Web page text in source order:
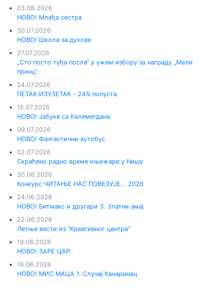
03.08.2026
НОВО! Млађа сестра
30.07.2026
НОВО! Школа за духове
27.07.2026
„Сто посто туђа посла“ у ужем избору за награду „Мали
принц“
24.07.2026
ПЕТАК ИЗУЗЕТАК - 24% попуста
15.07.2026
НОВО! Јабуке са Калемегдана
09.07.2026
НОВО! Фантастични аутобус
02.07.2026
Скраћено радно време књижаре у Нишу
30.06.2026
Конкурс ЧИТАЊЕ НАС ПОВЕЗУЈЕ… 2026
24.06.2026
НОВО! Битмакс и другари 3. Златни змај
22.06.2026
Летње вести из "Креативног центра"
19.06.2026
НОВО! ЗАРЕ ЦАР
16.06.2026
НОВО! МИС МАЦА 1. Случај Канаринац